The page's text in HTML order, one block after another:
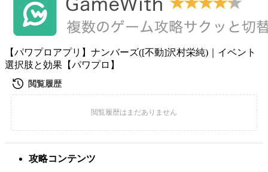
【パワプロアプリ】ナンバーズ([不動]沢村栄純)｜イベント
選択肢と効果【パワプロ】
攻略コンテンツ